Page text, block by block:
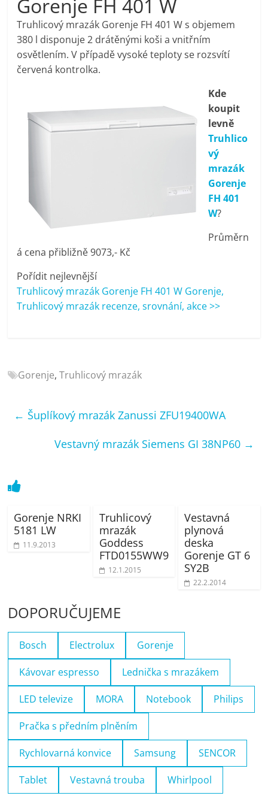
pračky,
televize,
mobilní
telefony,
bazény
Nejlepší
elektronika
porovnání
Elektro
OK,
mobilní
bazény
Gorenje FH 401 W
Truhlicový mrazák Gorenje FH 401 W s objemem
380 l disponuje 2 drátěnými koši a vnitřním
osvětlením. V případě vysoké teploty se rozsvítí
červená kontrolka.
Kde
koupit
levně
Truhlico
vý
mrazák
Gorenje
FH 401
W?
Průměrn
á cena přibližně 9073,- Kč
Pořídit nejlevnější
Truhlicový mrazák Gorenje FH 401 W Gorenje,
Truhlicový mrazák recenze, srovnání, akce >>
Gorenje,Truhlicový mrazák
← Šuplíkový mrazák Zanussi ZFU19400WA
Vestavný mrazák Siemens GI 38NP60 →
Gorenje NRKI
5181 LW
11.9.2013
Truhlicový
mrazák
Goddess
FTD0155WW9
12.1.2015
Vestavná
plynová
deska
Gorenje GT 6
SY2B
22.2.2014
DOPORUČUJEME
Bosch Electrolux Gorenje
Kávovar espresso Lednička s mrazákem
LED televize MORA Notebook Philips
Pračka s předním plněním
Rychlovarná konvice Samsung SENCOR
Tablet Vestavná trouba Whirlpool